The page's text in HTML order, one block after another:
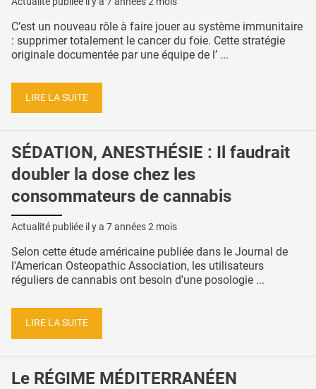
C’est un nouveau rôle à faire jouer au système immunitaire
: supprimer totalement le cancer du foie. Cette stratégie
originale documentée par une équipe de l’ ...
LIRE LA SUITE
SÉDATION, ANESTHÉSIE : Il faudrait
doubler la dose chez les
consommateurs de cannabis
Actualité publiée il y a 7 années 2 mois
Selon cette étude américaine publiée dans le Journal de
l'American Osteopathic Association, les utilisateurs
réguliers de cannabis ont besoin d'une posologie ...
LIRE LA SUITE
Le RÉGIME MÉDITERRANÉEN